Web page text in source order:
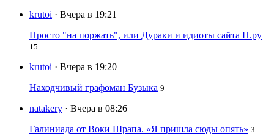
krutoi · Вчера в 19:21
Просто "на поржать", или Дураки и идиоты сайта П.ру
15
krutoi · Вчера в 19:20
Находчивый графоман Бузыка 9
natakery · Вчера в 08:26
Галиниада от Воки Шрапа. «Я пришла сюды опять» 3